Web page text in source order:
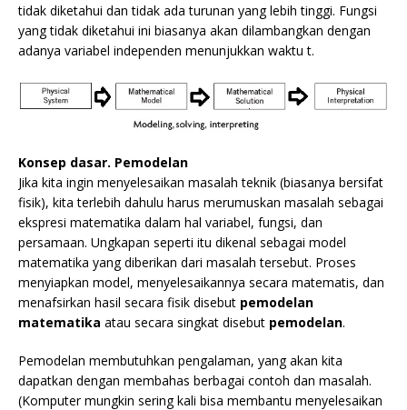
tidak diketahui dan tidak ada turunan yang lebih tinggi. Fungsi
yang tidak diketahui ini biasanya akan dilambangkan dengan
adanya variabel independen menunjukkan waktu t.
Konsep dasar. Pemodelan
Jika kita ingin menyelesaikan masalah teknik (biasanya bersifat
fisik), kita terlebih dahulu harus merumuskan masalah sebagai
ekspresi matematika dalam hal variabel, fungsi, dan
persamaan. Ungkapan seperti itu dikenal sebagai model
matematika yang diberikan dari masalah tersebut. Proses
menyiapkan model, menyelesaikannya secara matematis, dan
menafsirkan hasil secara fisik disebut pemodelan
matematika atau secara singkat disebut pemodelan.
Pemodelan membutuhkan pengalaman, yang akan kita
dapatkan dengan membahas berbagai contoh dan masalah.
(Komputer mungkin sering kali bisa membantu menyelesaikan